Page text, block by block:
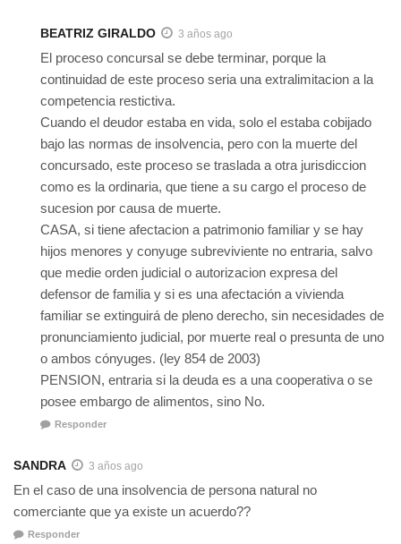
BEATRIZ GIRALDO 3 años ago
El proceso concursal se debe terminar, porque la
continuidad de este proceso seria una extralimitacion a la
competencia restictiva.
Cuando el deudor estaba en vida, solo el estaba cobijado
bajo las normas de insolvencia, pero con la muerte del
concursado, este proceso se traslada a otra jurisdiccion
como es la ordinaria, que tiene a su cargo el proceso de
sucesion por causa de muerte.
CASA, si tiene afectacion a patrimonio familiar y se hay
hijos menores y conyuge subreviviente no entraria, salvo
que medie orden judicial o autorizacion expresa del
defensor de familia y si es una afectación a vivienda
familiar se extinguirá de pleno derecho, sin necesidades de
pronunciamiento judicial, por muerte real o presunta de uno
o ambos cónyuges. (ley 854 de 2003)
PENSION, entraria si la deuda es a una cooperativa o se
posee embargo de alimentos, sino No.
Responder
SANDRA 3 años ago
En el caso de una insolvencia de persona natural no
comerciante que ya existe un acuerdo??
Responder